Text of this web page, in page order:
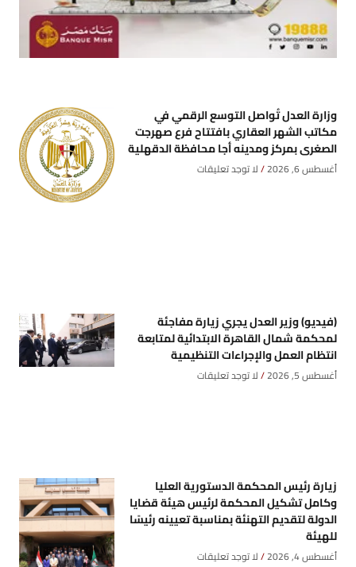
وزارة العدل تُواصل التوسع الرقمي في
مكاتب الشهر العقاري بافتتاح فرع صهرجت
الصغرى بمركز ومدينه أجا محافظة الدقهلية
أغسطس 6, 2026 لا توجد تعليقات
(فيديو) وزير العدل يجري زيارة مفاجئة
لمحكمة شمال القاهرة الابتدائية لمتابعة
انتظام العمل والإجراءات التنظيمية
أغسطس 5, 2026 لا توجد تعليقات
زيارة رئيس المحكمة الدستورية العليا
وكامل تشكيل المحكمة لرئيس هيئة قضايا
الدولة لتقديم التهنئة بمناسبة تعيينه رئيسًا
للهيئة
أغسطس 4, 2026 لا توجد تعليقات